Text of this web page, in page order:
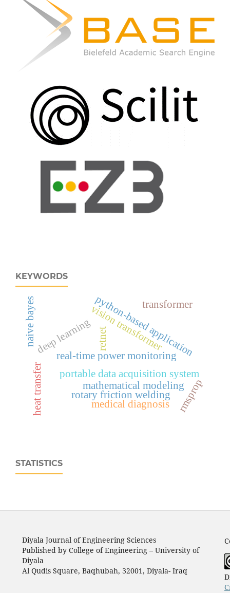
KEYWORDS
portable data acquisition system
real‑time power monitoring
python-based application
deep learning
heat transfer
mathematical modeling
rotary friction welding
vision transformer
retnet
rmsprop
medical diagnosis
transformer
naive bayes
STATISTICS
Diyala Journal of Engineering Sciences
Published by College of Engineering – University of
Diyala
Al Qudis Square, Baqhubah, 32001, Diyala- Iraq